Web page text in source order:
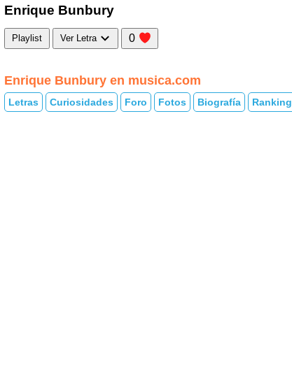
Enrique Bunbury
Playlist Ver Letra 0
Enrique Bunbury en musica.com
Letras Curiosidades Foro Fotos Biografía Ranking